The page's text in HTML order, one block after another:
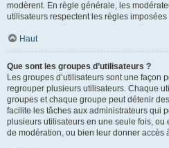
modèrent. En règle générale, les
utilisateurs respectent les règles imposées
Haut
Que sont les groupes d’utilisateurs ?
Les groupes d’utilisateurs sont une façon
regrouper plusieurs utilisateurs. Chaque
groupes et chaque groupe peut détenir
facilite les tâches aux administrateurs qui
plusieurs utilisateurs en une seule fois,
de modération, ou bien leur donner accès